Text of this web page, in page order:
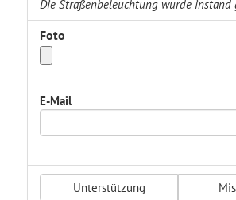
Die Straßenbeleuchtung wurde instand
Foto
E-Mail
Unterstützung